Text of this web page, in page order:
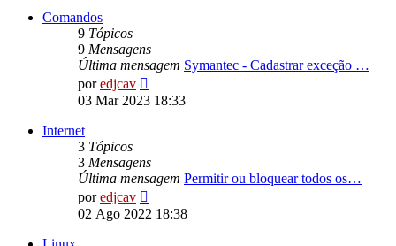
Comandos
9 Tópicos
9 Mensagens
Última mensagem Symantec - Cadastrar exceção …
poredjcav
última
03 Mar 2023 18:33
Internet
3 Tópicos
3 Mensagens
Última mensagem Permitir ou bloquear todos os…
poredjcav
última
02 Ago 2022 18:38